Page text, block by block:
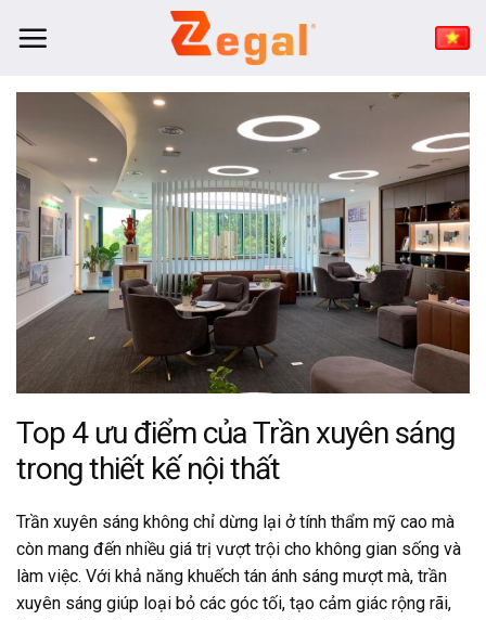
qua
dung
Top 4 ưu điểm của Trần xuyên sáng
trong thiết kế nội thất
Trần xuyên sáng không chỉ dừng lại ở tính thẩm mỹ cao mà
còn mang đến nhiều giá trị vượt trội cho không gian sống và
làm việc. Với khả năng khuếch tán ánh sáng mượt mà, trần
xuyên sáng giúp loại bỏ các góc tối, tạo cảm giác rộng rãi,